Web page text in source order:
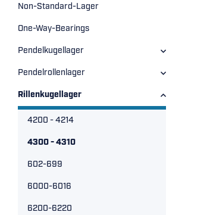
Non-Standard-Lager
One-Way-Bearings
Pendelkugellager
Pendelrollenlager
Rillenkugellager
4200 - 4214
4300 - 4310
602-699
6000-6016
6200-6220